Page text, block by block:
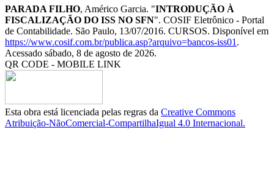
PARADA FILHO, Américo Garcia. "INTRODUÇÃO À
FISCALIZAÇÃO DO ISS NO SFN". COSIF Eletrônico - Portal
de Contabilidade. São Paulo, 13/07/2016. CURSOS. Disponível em
https://www.cosif.com.br/publica.asp?arquivo=bancos-iss01 .
Acessado sábado, 8 de agosto de 2026.
QR CODE - MOBILE LINK
Esta obra está licenciada pelas regras da Creative Commons
Atribuição-NãoComercial-CompartilhaIgual 4.0 Internacional.